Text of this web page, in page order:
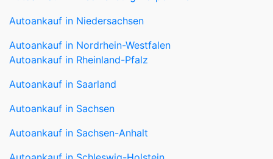
Autoankauf in Nordrhein-Westfalen
Autoankauf in Saarland
Autoankauf in Sachsen
Autoankauf in Sachsen-Anhalt
Autoankauf in Schleswig-Holstein
Autoankauf in Thüringen